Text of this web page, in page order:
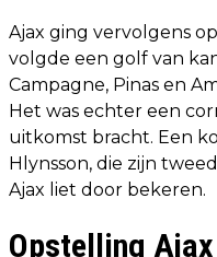
Ajax ging vervolgens
volgde een golf van
Campagne, Pinas en
Het was echter een
uitkomst bracht. Een
Hlynsson, die zijn
Ajax liet door bekeren.
Opstelling